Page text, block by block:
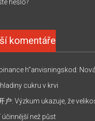
heslo?
komentáře
h"anvisningskod:
cukru v krvi
户:Výzkum ukazuje, že
účinnější než půst